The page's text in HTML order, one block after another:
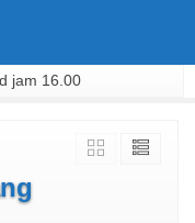
jam 16.00